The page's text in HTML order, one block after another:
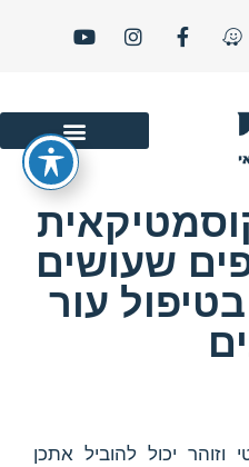
שעושים
עור
יכול להוביל אתכן